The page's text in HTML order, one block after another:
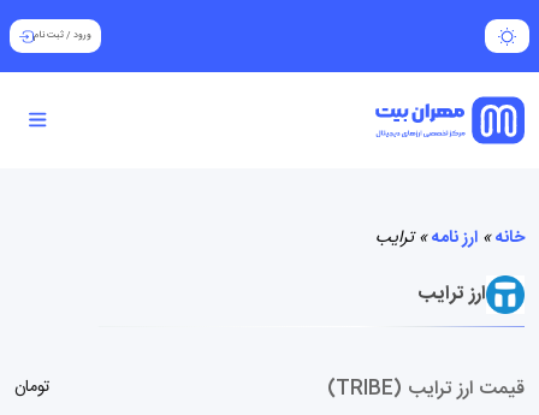
ورود /ثبت نام
خانه» ارز نامه»ترایب
ارز ترایب
قیمت ارز ترایب (TRIBE) تومان